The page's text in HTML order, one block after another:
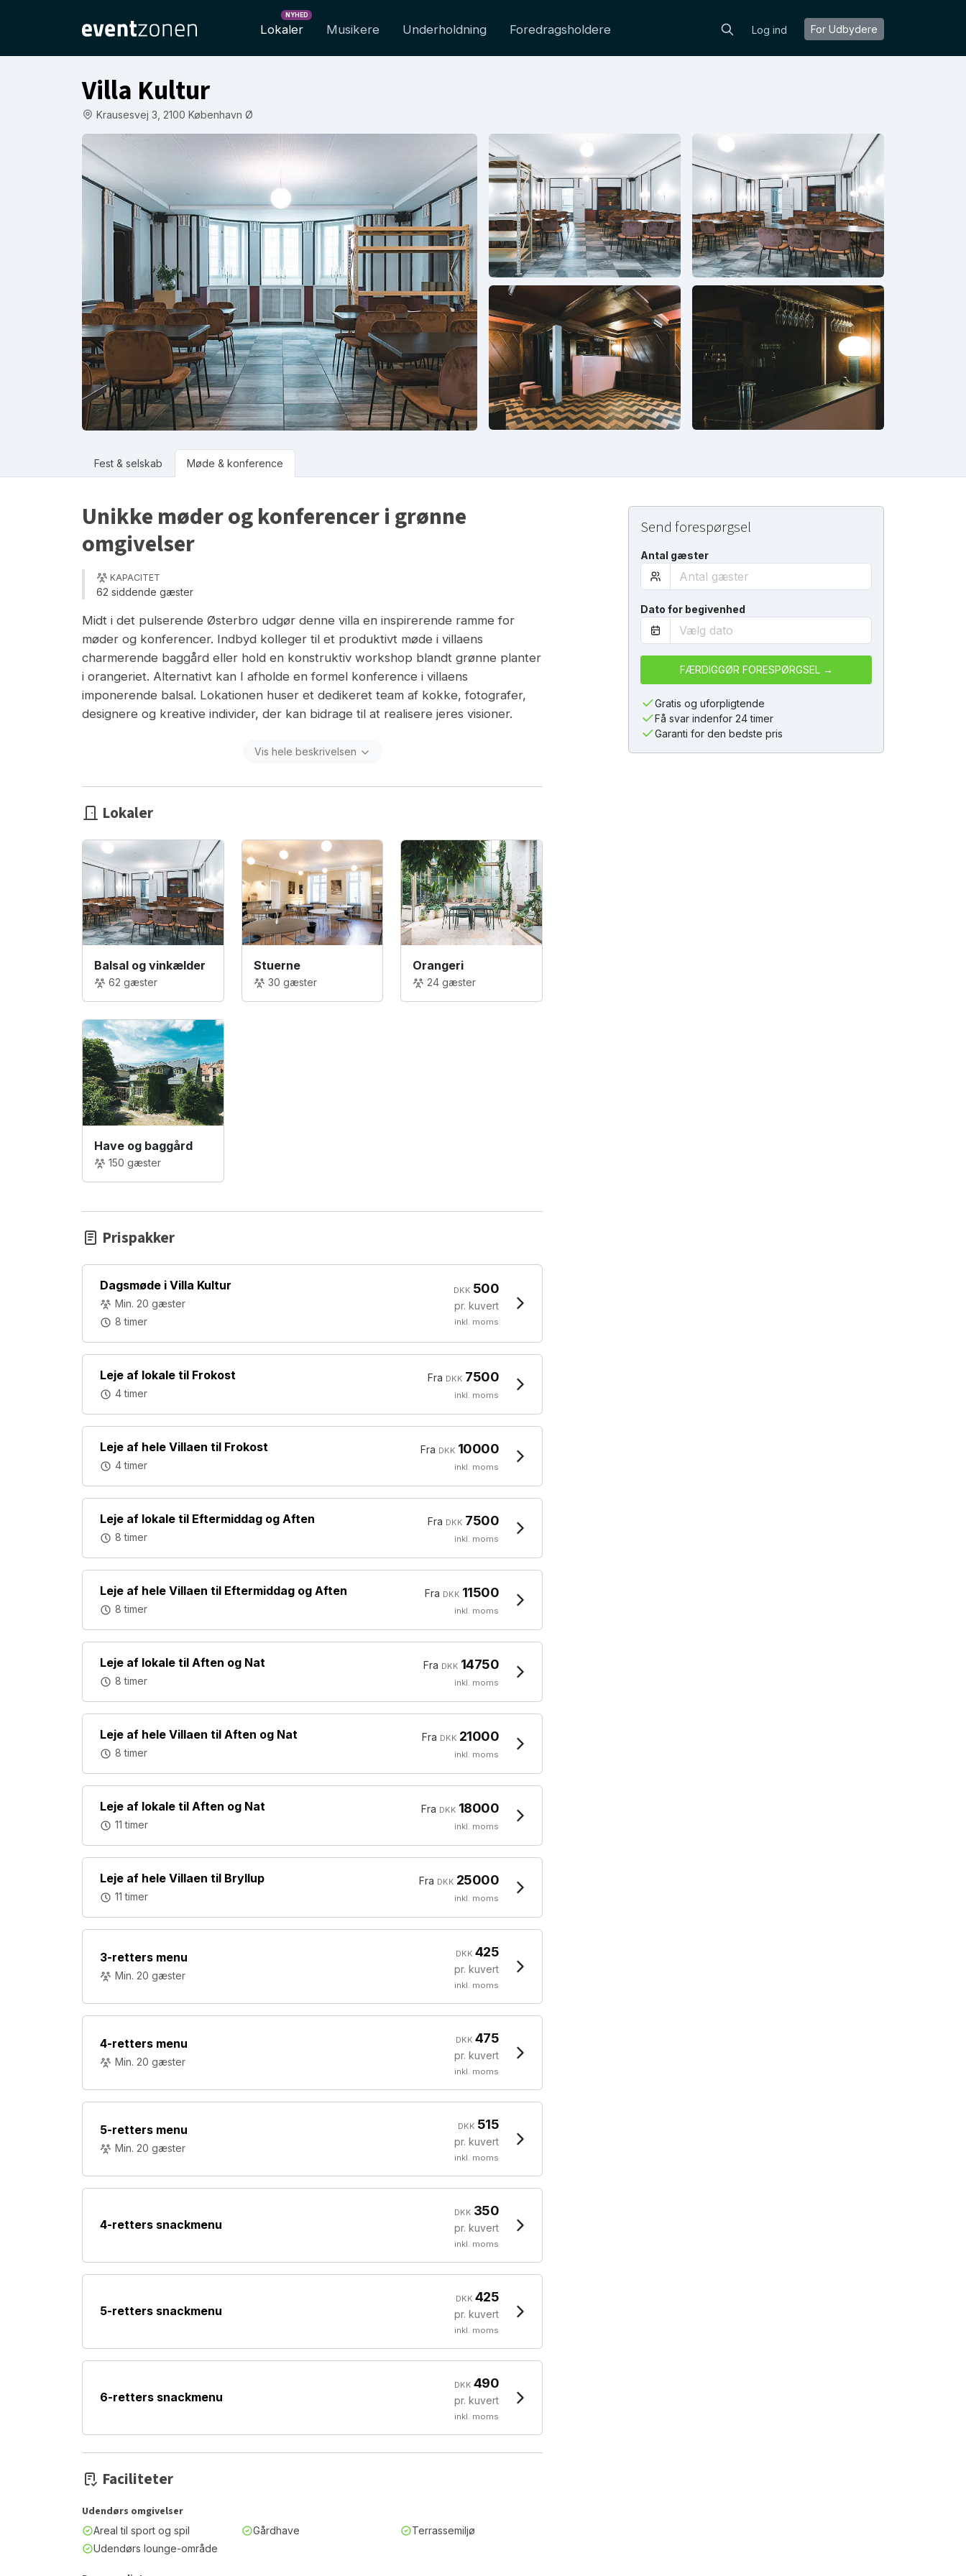
Lokaler
NYHED
Musikere Underholdning Foredragsholdere Log ind For Udbydere
Villa Kultur
Krausesvej 3, 2100 København Ø
Fest & selskab Møde & konference
Unikke møder og konferencer i grønne
omgivelser
KAPACITET
62 siddende gæster
Midt i det pulserende Østerbro udgør denne villa en inspirerende ramme for
møder og konferencer. Indbyd kolleger til et produktivt møde i villaens
charmerende baggård eller hold en konstruktiv workshop blandt grønne planter
i orangeriet. Alternativt kan I afholde en formel konference i villaens
imponerende balsal. Lokationen huser et dedikeret team af kokke, fotografer,
designere og kreative individer, der kan bidrage til at realisere jeres visioner.
Vis hele beskrivelsen
Lokaler
Balsal og vinkælder
62 gæster
Stuerne
30 gæster
Orangeri
24 gæster
Have og baggård
150 gæster
Prispakker
Dagsmøde i Villa Kultur
Min. 20 gæster
8 timer
DKK 500
pr. kuvert
inkl. moms
Leje af lokale til Frokost
4 timer
Fra DKK 7500
inkl. moms
Leje af hele Villaen til Frokost
4 timer
Fra DKK 10000
inkl. moms
Leje af lokale til Eftermiddag og Aften
8 timer
Fra DKK 7500
inkl. moms
Leje af hele Villaen til Eftermiddag og Aften
8 timer
Fra DKK 11500
inkl. moms
Leje af lokale til Aften og Nat
8 timer
Fra DKK 14750
inkl. moms
Leje af hele Villaen til Aften og Nat
8 timer
Fra DKK 21000
inkl. moms
Leje af lokale til Aften og Nat
11 timer
Fra DKK 18000
inkl. moms
Leje af hele Villaen til Bryllup
11 timer
Fra DKK 25000
inkl. moms
3-retters menu
Min. 20 gæster
DKK 425
pr. kuvert
inkl. moms
4-retters menu
Min. 20 gæster
DKK 475
pr. kuvert
inkl. moms
5-retters menu
Min. 20 gæster
DKK 515
pr. kuvert
inkl. moms
4-retters snackmenu
DKK 350
pr. kuvert
inkl. moms
5-retters snackmenu
DKK 425
pr. kuvert
inkl. moms
6-retters snackmenu
DKK 490
pr. kuvert
inkl. moms
Faciliteter
Udendørs omgivelser
Areal til sport og spil Gårdhave
Terrassemiljø
Udendørs lounge-område
Send forespørgsel
Antal gæster
Dato for begivenhed
Gratis og uforpligtende
Få svar indenfor 24 timer
Garanti for den bedste pris